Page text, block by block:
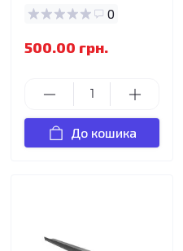
0
500.00 грн.
До кошика